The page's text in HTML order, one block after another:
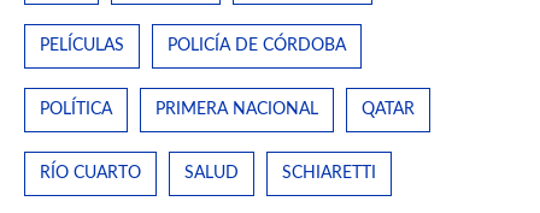
PELÍCULAS POLICÍA DE CÓRDOBA
POLÍTICA PRIMERA NACIONAL QATAR
RÍO CUARTO SALUD SCHIARETTI